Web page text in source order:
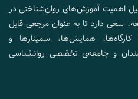
اهمیت آموزش‌های روان‌شناختی در
سعی دارد تا به عنوان مرجعی قابل
همایش‌ها، سمینارها و
و جامعه‌ی تخصّصی روانشناسی